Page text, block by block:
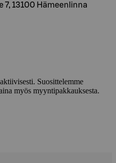
7, 13100 Hämeenlinna
Suosittelemme
myös myyntipakkauksesta.